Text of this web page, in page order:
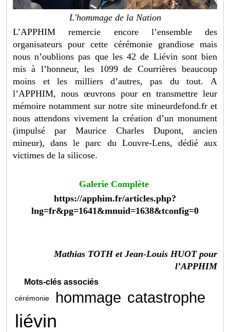
L'hommage de la Nation
L’APPHIM remercie encore l’ensemble des
organisateurs pour cette cérémonie grandiose mais
nous n’oublions pas que les 42 de Liévin sont bien
mis à l’honneur, les 1099 de Courrières beaucoup
moins et les milliers d’autres, pas du tout. A
l’APPHIM, nous œuvrons pour en transmettre leur
mémoire notamment sur notre site mineurdefond.fr et
nous attendons vivement la création d’un monument
(impulsé par Maurice Charles Dupont, ancien
mineur), dans le parc du Louvre-Lens, dédié aux
victimes de la silicose.
Galerie Complète
https://apphim.fr/articles.php?
lng=fr&pg=1641&mnuid=1638&tconfig=0
Mathias TOTH et Jean-Louis HUOT pour
l’APPHIM
Mots-clés associés
cérémonie hommage catastrophe
liévin